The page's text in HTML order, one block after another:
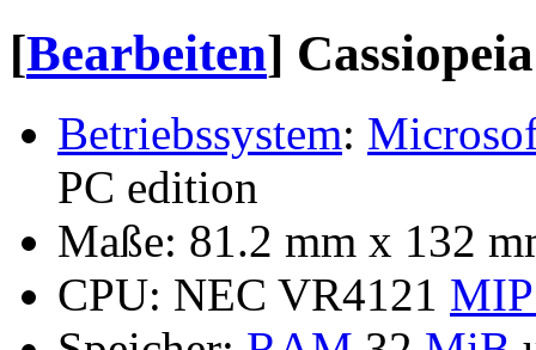
[Bearbeiten]
Betriebssystem:
PC edition
Maße: 81.2 mm x 132
CPU: NEC VR4121